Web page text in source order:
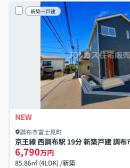
新築一戸建
NEW
調布市富士見町
6,790万円
85.86㎡ (4LDK) /新築